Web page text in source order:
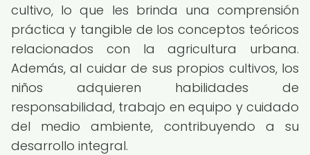
cultivo, lo que les brinda una comprensión
práctica y tangible de los conceptos teóricos
relacionados con la agricultura urbana.
Además, al cuidar de sus propios cultivos, los
niños adquieren habilidades de
responsabilidad, trabajo en equipo y cuidado
del medio ambiente, contribuyendo a su
desarrollo integral.